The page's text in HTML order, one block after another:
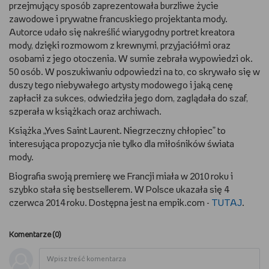
przejmujący sposób zaprezentowała burzliwe życie
zawodowe i prywatne francuskiego projektanta mody.
Autorce udało się nakreślić wiarygodny portret kreatora
mody, dzięki rozmowom z krewnymi, przyjaciółmi oraz
osobami z jego otoczenia. W sumie zebrała wypowiedzi ok.
50 osób. W poszukiwaniu odpowiedzi na to, co skrywało się w
duszy tego niebywałego artysty modowego i jaką cenę
zapłacił za sukces, odwiedziła jego dom, zaglądała do szaf,
szperała w książkach oraz archiwach.
Książka „Yves Saint Laurent. Niegrzeczny chłopiec” to
interesująca propozycja nie tylko dla miłośników świata
mody.
Biografia swoją premierę we Francji miała w 2010 roku i
szybko stała się bestsellerem. W Polsce ukazała się 4
czerwca 2014 roku. Dostępna jest na empik.com - TUTAJ.
Komentarze (0)